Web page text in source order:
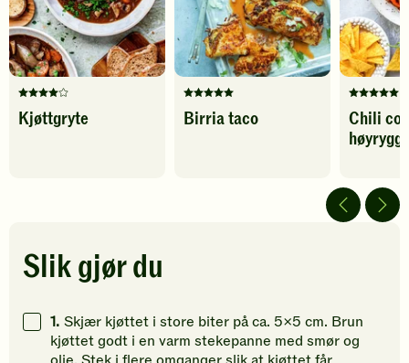
Denne
oppskriften
Klikk
for
gi
din
vurdering.
Kjøttgryte
Denne
oppskriften
din
vurdering.
Birria taco
Denne
har
av
5
din
Chili
høyrygg
Slik gjør du
1. Skjær kjøttet i store biter på ca. 5x5 cm. Brun
kjøttet godt i en varm stekepanne med smør og